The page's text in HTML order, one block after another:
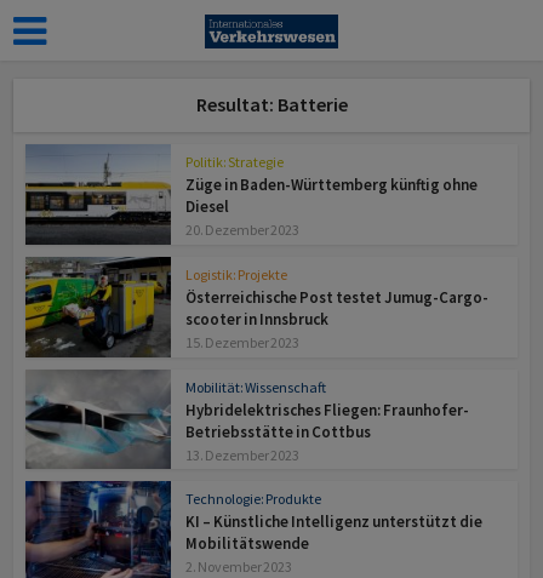
Resultat: Batterie­
Politik: Strategie
Züge in Baden-Württem­berg künftig ohne
Diesel
20. Dezember 2023
Logistik: Projekte
Österreichische Post testet Jumug-Cargo­
scooter in Innsbruck
15. Dezember 2023
Mobilität: Wissenschaft
Hybridelektrisches Fliegen: Fraun­hofer-
Betriebs­stätte in Cottbus
13. Dezember 2023
Technologie: Produkte
KI – Künstliche Intelligenz unter­stützt die
Mobilitätswende
2. November 2023